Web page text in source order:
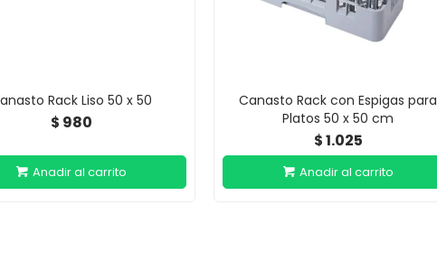
Rack Liso 50 x 50
$ 980
Canasto Rack con Espigas para
Platos 50 x 50 cm
$1.025